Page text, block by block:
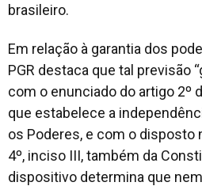
brasileiro.
Em relação à garantia dos
PGR destaca que tal previsão
com o enunciado do artigo 2º
que estabelece a
os Poderes, e com o disposto
4º, inciso III, também da
dispositivo determina que